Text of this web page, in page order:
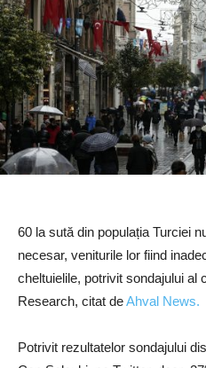
60 la sută din populația Turciei
necesar, veniturile lor fiind
cheltuielile, potrivit sondajului al
Research, citat deAhval News.
Potrivit rezultatelor sondajului